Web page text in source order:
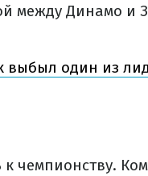
между Динамо и
выбыл один из
чемпионству.